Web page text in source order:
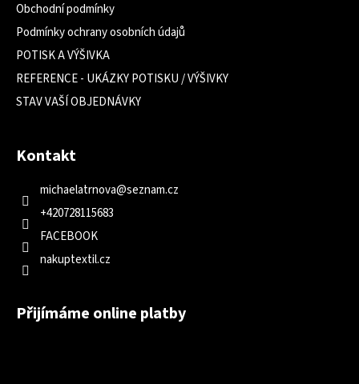
Obchodní podmínky
Podmínky ochrany osobních údajů
POTISK A VÝŠIVKA
REFERENCE - UKÁZKY POTISKU / VÝŠIVKY
STAV VAŠÍ OBJEDNÁVKY
Kontakt
michaelatrnova@seznam.cz
+420728115683
FACEBOOK
nakuptextil.cz
Přijímáme online platby